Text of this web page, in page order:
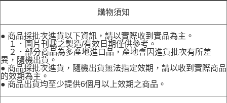
購物須知
● 商品採批次進貨以下資訊，請以實際收到實品為主。
１．圖片刊載之製造/有效日期僅供參考。
２．部分商品為多產地進口品，產地會因進貨批次有所差
異，隨機出貨。
● 商品採批次進貨，隨機出貨無法指定效期，請以收到實際商品
的效期為主。
● 商品出貨均至少提供6個月以上效期之商品。